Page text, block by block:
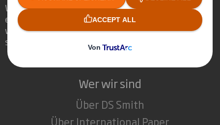
Wir sind anders, weil wir die Chance
erkennen, dass Verpackungen eine
wichtige Rolle in der Welt um uns herum
spielen können.
Wer wir sind
Über DS Smith
Über International Paper